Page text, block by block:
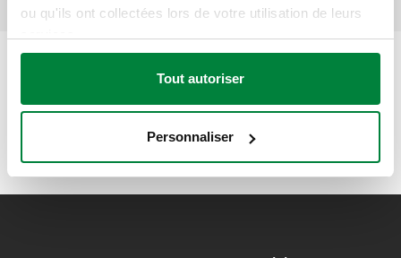
ou qu'ils ont collectées lors de votre utilisation de leurs
Tout autoriser
Personnaliser